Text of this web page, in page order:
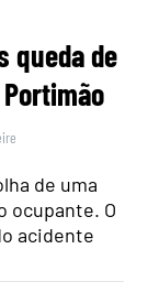
queda de
de uma
ocupante. O
acidente